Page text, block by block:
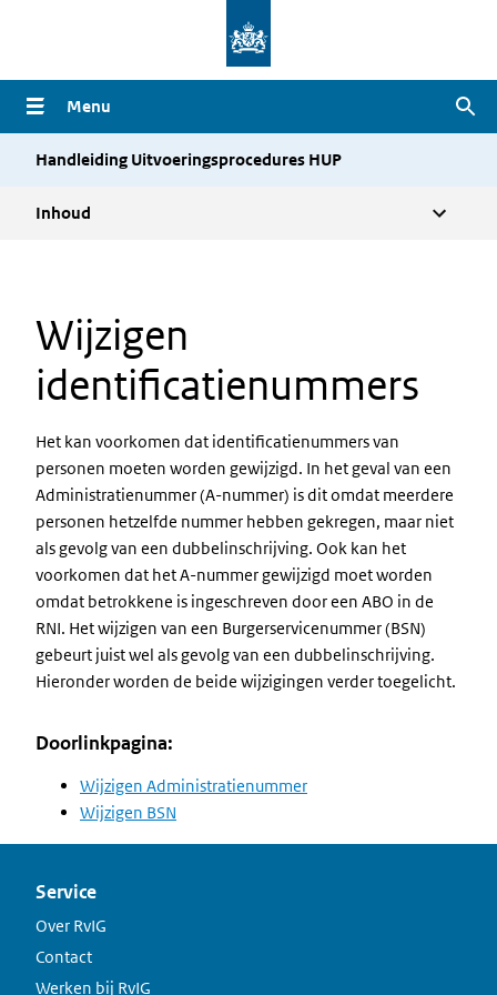
naar
de
inhoud
Menu
Handleiding Uitvoeringsprocedures HUP
Inhoud
Wijzigen
identificatienummers
Het kan voorkomen dat identificatienummers van
personen moeten worden gewijzigd. In het geval van een
Administratienummer (A-nummer) is dit omdat meerdere
personen hetzelfde nummer hebben gekregen, maar niet
als gevolg van een dubbelinschrijving. Ook kan het
voorkomen dat het A-nummer gewijzigd moet worden
omdat betrokkene is ingeschreven door een ABO in de
RNI. Het wijzigen van een Burgerservicenummer (BSN)
gebeurt juist wel als gevolg van een dubbelinschrijving.
Hieronder worden de beide wijzigingen verder toegelicht.
Doorlinkpagina:
Wijzigen Administratienummer
Wijzigen BSN
Service
Over RvIG
Contact
Werken bij RvIG